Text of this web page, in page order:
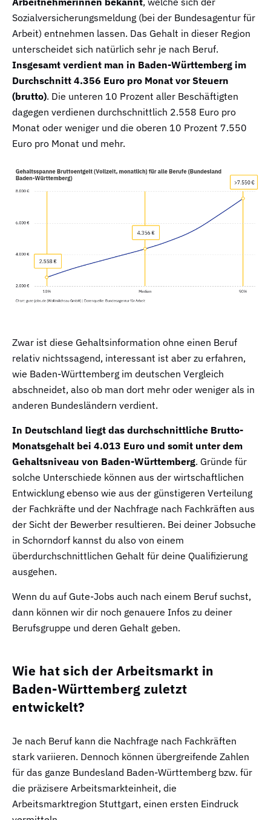
Sozialversicherungsmeldung (bei der Bundesagentur für
Arbeit) entnehmen lassen. Das Gehalt in dieser Region
unterscheidet sich natürlich sehr je nach Beruf.
Insgesamt verdient man in Baden-Württemberg im
Durchschnitt 4.356 Euro pro Monat vor Steuern
(brutto). Die unteren 10 Prozent aller Beschäftigten
dagegen verdienen durchschnittlich 2.558 Euro pro
Monat oder weniger und die oberen 10 Prozent 7.550
Euro pro Monat und mehr.
Zwar ist diese Gehaltsinformation ohne einen Beruf
relativ nichtssagend, interessant ist aber zu erfahren,
wie Baden-Württemberg im deutschen Vergleich
abschneidet, also ob man dort mehr oder weniger als in
anderen Bundesländern verdient.
In Deutschland liegt das durchschnittliche Brutto-
Monatsgehalt bei 4.013 Euro und somit unter dem
Gehaltsniveau von Baden-Württemberg. Gründe für
solche Unterschiede können aus der wirtschaftlichen
Entwicklung ebenso wie aus der günstigeren Verteilung
der Fachkräfte und der Nachfrage nach Fachkräften aus
der Sicht der Bewerber resultieren. Bei deiner Jobsuche
in Schorndorf kannst du also von einem
überdurchschnittlichen Gehalt für deine Qualifizierung
ausgehen.
Wenn du auf Gute-Jobs auch nach einem Beruf suchst,
dann können wir dir noch genauere Infos zu deiner
Berufsgruppe und deren Gehalt geben.
Wie hat sich der Arbeitsmarkt in
Baden-Württemberg zuletzt
entwickelt?
Je nach Beruf kann die Nachfrage nach Fachkräften
stark variieren. Dennoch können übergreifende Zahlen
für das ganze Bundesland Baden-Württemberg bzw. für
die präzisere Arbeitsmarkteinheit, die
Arbeitsmarktregion Stuttgart, einen ersten Eindruck